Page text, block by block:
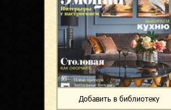
Добавить в библиотеку